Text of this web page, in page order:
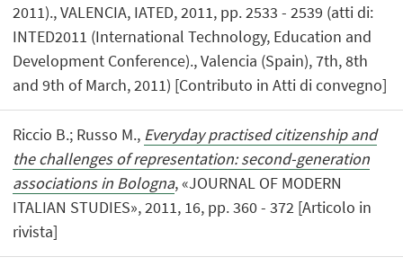
2011)., VALENCIA, IATED, 2011, pp. 2533 - 2539 (atti di:
INTED2011 (International Technology, Education and
Development Conference)., Valencia (Spain), 7th, 8th
and 9th of March, 2011) [Contributo in Atti di convegno]
Riccio B.; Russo M., Everyday practised citizenship and
the challenges of representation: second-generation
associations in Bologna, «JOURNAL OF MODERN
ITALIAN STUDIES», 2011, 16, pp. 360 - 372 [Articolo in
rivista]